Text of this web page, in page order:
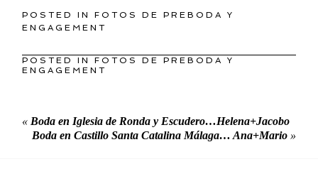
POSTED INFOTOS DE PREBODA Y
ENGAGEMENT
POSTED INFOTOS DE PREBODA Y
ENGAGEMENT
« Boda en Iglesia de Ronda y Escudero…Helena+Jacobo
Boda en Castillo Santa Catalina Málaga… Ana+Mario »